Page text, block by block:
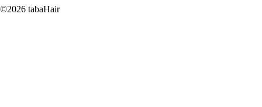
©2026 tabaHair